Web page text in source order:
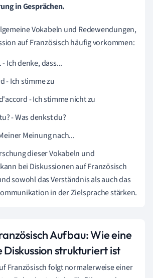
in Gesprächen.
Vokabeln und Redewendungen,
auf Französisch häufig vorkommen:
Ich denke, dass...
- Ich stimme zu
- Ich stimme nicht zu
- Was denkst du?
Meinung nach...
dieser Vokabeln und
bei Diskussionen auf Französisch
sowohl das Verständnis als auch das
in der Zielsprache stärken.
Aufbau: Wie eine
Diskussion strukturiert ist
Französisch folgt normalerweise einer